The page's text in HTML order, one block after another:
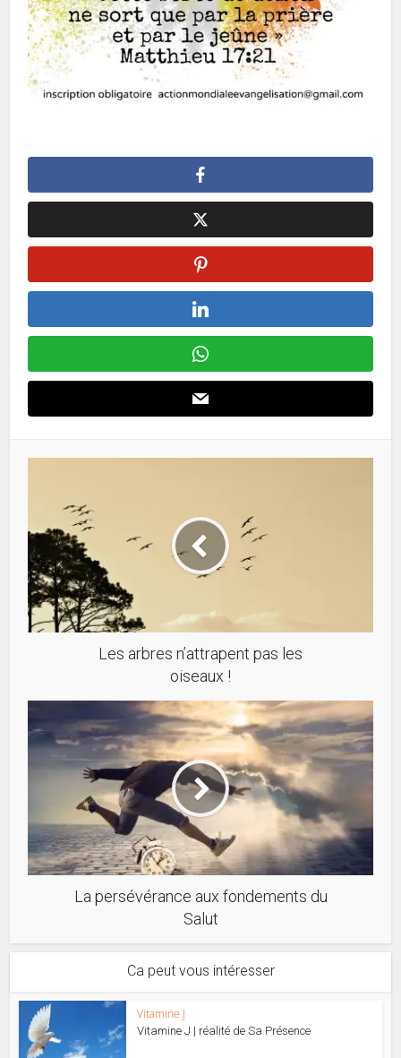
Les arbres n’attrapent pas les
oiseaux !
La persévérance aux fondements du
Salut
Ca peut vous intéresser
Vitamine J
Vitamine J | réalité de Sa Présence